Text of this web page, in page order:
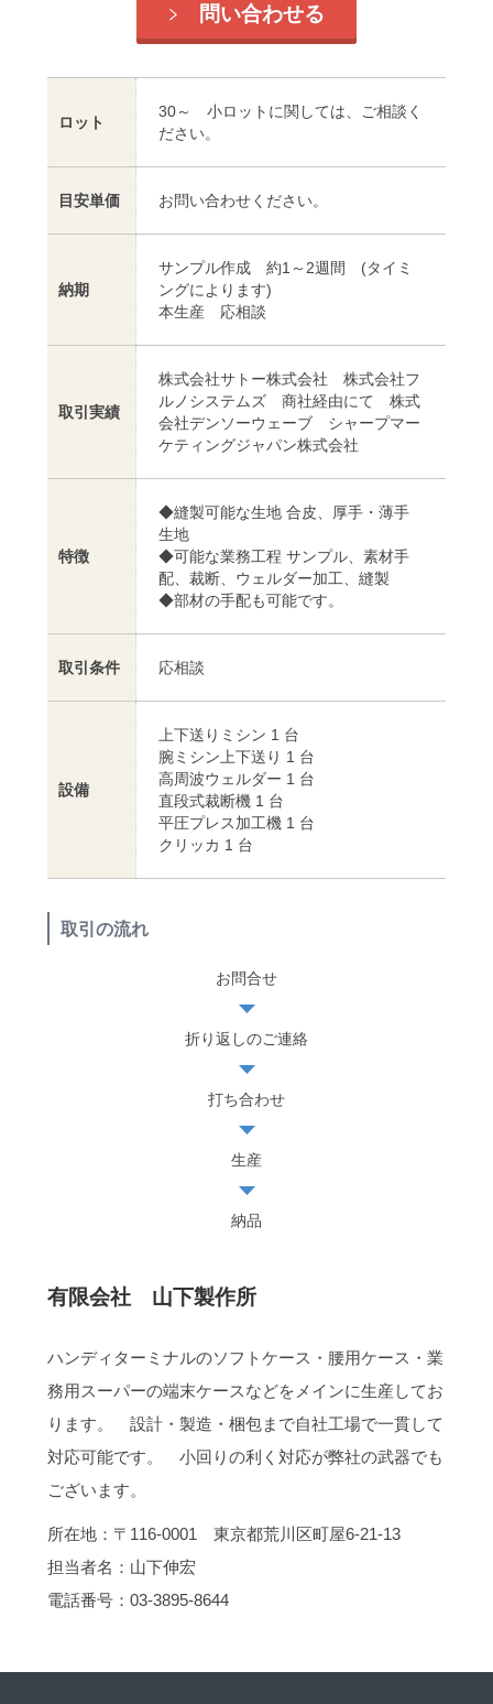
問い合わせる
ロット
30～ 小ロットに関しては、ご相談く
ださい。
目安単価 お問い合わせください。
納期
サンプル作成 約1～2週間 (タイミ
ングによります)
本生産 応相談
取引実績
株式会社サトー株式会社 株式会社フ
ルノシステムズ 商社経由にて 株式
会社デンソーウェーブ シャープマー
ケティングジャパン株式会社
特徴
◆縫製可能な生地 合皮、厚手・薄手
生地
◆可能な業務工程 サンプル、素材手
配、裁断、ウェルダー加工、縫製
◆部材の手配も可能です。
取引条件 応相談
設備
上下送りミシン 1 台
腕ミシン上下送り 1 台
高周波ウェルダー 1 台
直段式裁断機 1 台
平圧プレス加工機 1 台
クリッカ 1 台
取引の流れ
お問合せ
折り返しのご連絡
打ち合わせ
生産
納品
有限会社 山下製作所
ハンディターミナルのソフトケース・腰用ケース・業
務用スーパーの端末ケースなどをメインに生産してお
ります。 設計・製造・梱包まで自社工場で一貫して
対応可能です。 小回りの利く対応が弊社の武器でも
ございます。
所在地：〒116-0001 東京都荒川区町屋6-21-13
担当者名：山下伸宏
電話番号：03-3895-8644